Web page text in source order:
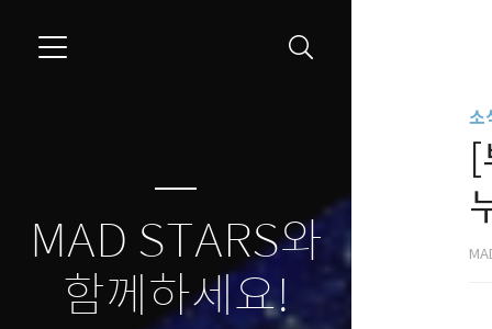
MAD STARS와
함께하세요!
소